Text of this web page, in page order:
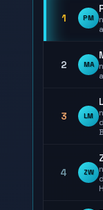
1 PM
2 MA
3 LM
4 ZW